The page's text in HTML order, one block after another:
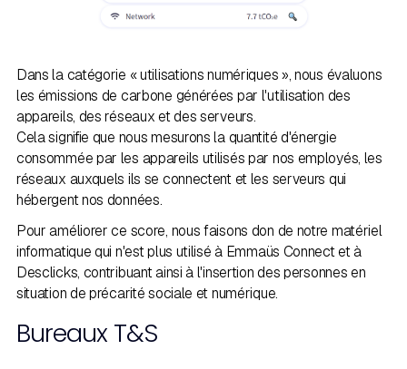
Dans la catégorie « utilisations numériques », nous évaluons
les émissions de carbone générées par l'utilisation des
appareils, des réseaux et des serveurs.
Cela signifie que nous mesurons la quantité d'énergie
consommée par les appareils utilisés par nos employés, les
réseaux auxquels ils se connectent et les serveurs qui
hébergent nos données.
Pour améliorer ce score, nous faisons don de notre matériel
informatique qui n'est plus utilisé à Emmaüs Connect et à
Desclicks, contribuant ainsi à l'insertion des personnes en
situation de précarité sociale et numérique.
Bureaux T&S